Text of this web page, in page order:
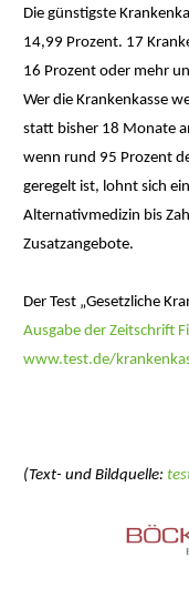
Die günstigste
14,99 Prozent. 17
16 Prozent oder mehr
Wer die Krankenkasse
statt bisher 18 Monate
wenn rund 95 Prozent
geregelt ist, lohnt sich
Alternativmedizin bis
Zusatzangebote.
Der Test „Gesetzliche
Ausgabe der Zeitschrift
www.test.de/
(Text- und Bildquelle: